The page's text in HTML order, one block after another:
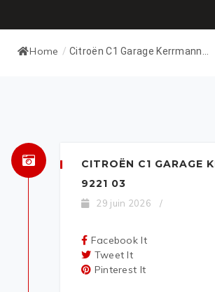
Home / Citroën C1 Garage Kerrmann...
CITROËN C1 GARAGE
9221 03
29 juin 2026 /
Facebook It
Tweet It
Pinterest It